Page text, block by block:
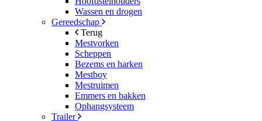
Wassen en drogen
Gereedschap
Terug
Mestvorken
Scheppen
Bezems en harken
Mestboy
Mestruimen
Emmers en bakken
Ophangsysteem
Trailer